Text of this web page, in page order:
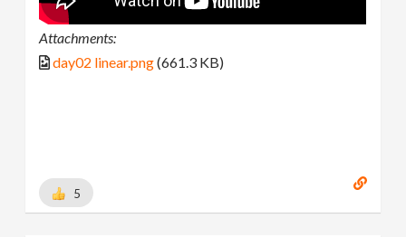
Attachments:
day02 linear.png(661.3 KB)
5